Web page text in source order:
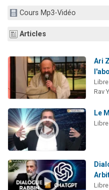
Cours Mp3-Vidéo
Articles
Ari
Rav
Le